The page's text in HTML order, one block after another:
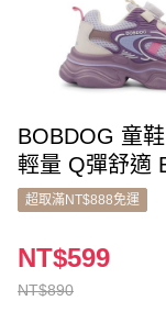
BOBDOG 童
輕量 Q彈舒適
超取滿NT$888免運
NT$890
NT$599